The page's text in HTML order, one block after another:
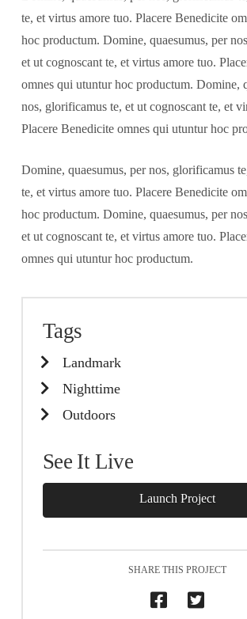
te, et virtus amore tuo. Placere Benedicite
hoc productum. Domine, quaesumus, per
et ut cognoscant te, et virtus amore tuo.
omnes qui utuntur hoc productum. Domine,
nos, glorificamus te, et ut cognoscant te, et
Placere Benedicite omnes qui utuntur hoc
Domine, quaesumus, per nos, glorificamus
te, et virtus amore tuo. Placere Benedicite
hoc productum. Domine, quaesumus, per
et ut cognoscant te, et virtus amore tuo.
omnes qui utuntur hoc productum.
Tags
Landmark
Nighttime
Outdoors
See It Live
Launch Project
SHARE THIS PROJECT